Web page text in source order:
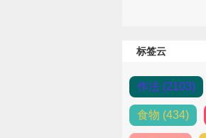
标签云
作法 (2103)
食物 (434)